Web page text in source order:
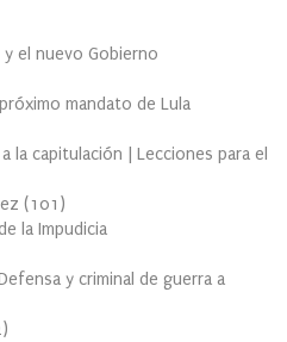
el nuevo Gobierno
mandato de Lula
la capitulación | Lecciones para el
(101 )
la Impudicia
y criminal de guerra a
)